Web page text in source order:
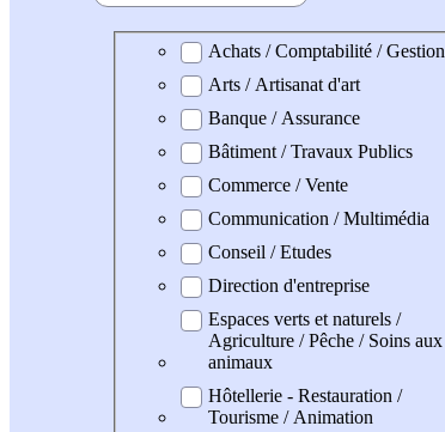
Domaine professionel
Achats / Comptabilité / Gestion
Arts / Artisanat d'art
Banque / Assurance
Bâtiment / Travaux Publics
Commerce / Vente
Communication / Multimédia
Conseil / Etudes
Direction d'entreprise
Espaces verts et naturels /
Agriculture / Pêche / Soins aux
animaux
Hôtellerie - Restauration /
Tourisme / Animation